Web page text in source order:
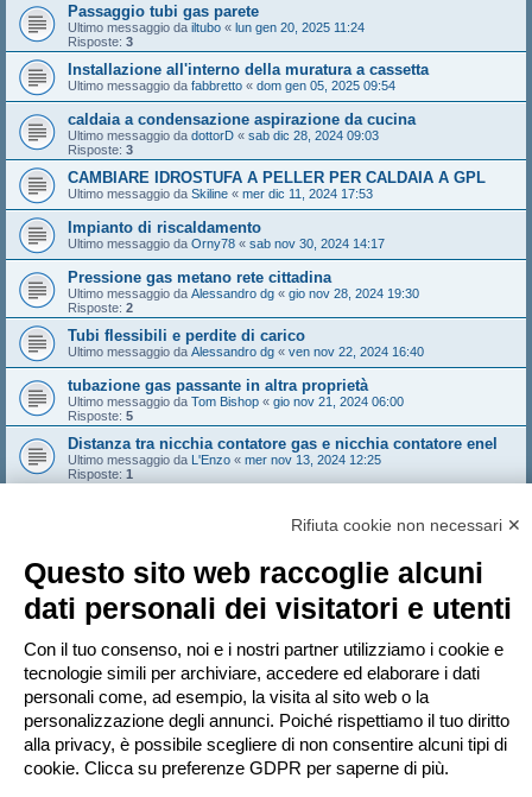
Passaggio tubi gas parete
Ultimo messaggio da iltubo « lun gen 20, 2025 11:24
Risposte: 3
Installazione all'interno della muratura a cassetta
Ultimo messaggio da fabbretto « dom gen 05, 2025 09:54
caldaia a condensazione aspirazione da cucina
Ultimo messaggio da dottorD « sab dic 28, 2024 09:03
Risposte: 3
CAMBIARE IDROSTUFA A PELLER PER CALDAIA A GPL
Ultimo messaggio da Skiline « mer dic 11, 2024 17:53
Impianto di riscaldamento
Ultimo messaggio da Orny78 « sab nov 30, 2024 14:17
Pressione gas metano rete cittadina
Ultimo messaggio da Alessandro dg « gio nov 28, 2024 19:30
Risposte: 2
Tubi flessibili e perdite di carico
Ultimo messaggio da Alessandro dg « ven nov 22, 2024 16:40
tubazione gas passante in altra proprietà
Ultimo messaggio da Tom Bishop « gio nov 21, 2024 06:00
Risposte: 5
Distanza tra nicchia contatore gas e nicchia contatore enel
Ultimo messaggio da L'Enzo « mer nov 13, 2024 12:25
Risposte: 1
mar nov 12, 2024 11:38
Nuovo argomento
1544 argomenti Pagina 1 di31
1 2 3 4 5 … 31 Prossimo
Vai a
PERMESSI FORUM
Non puoiaprire nuovi argomenti
Non puoirispondere negli argomenti
Non puoimodificare i tuoi messaggi
Non puoicancellare i tuoi messaggi
Rifiuta cookie non necessari ✕
Questo sito web raccoglie alcuni
dati personali dei visitatori e utenti
Con il tuo consenso, noi e i nostri partner utilizziamo i cookie e
tecnologie simili per archiviare, accedere ed elaborare i dati
personali come, ad esempio, la visita al sito web o la
personalizzazione degli annunci. Poiché rispettiamo il tuo diritto
alla privacy, è possibile scegliere di non consentire alcuni tipi di
cookie. Clicca su preferenze GDPR per saperne di più.